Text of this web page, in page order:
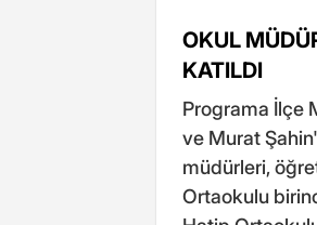
OKUL
KATILDI
Programa İlçe
ve Murat
müdürleri,
Ortaokulu